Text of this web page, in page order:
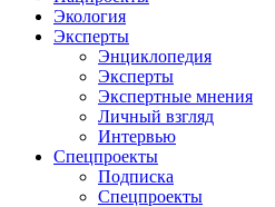
Экология
Эксперты
Энциклопедия
Эксперты
Экспертные мнения
Личный взгляд
Интервью
Спецпроекты
Подписка
Спецпроекты